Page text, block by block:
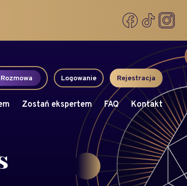
Rozmowa Logowanie Rejestracja
Zostań ekspertem FAQ Kontakt